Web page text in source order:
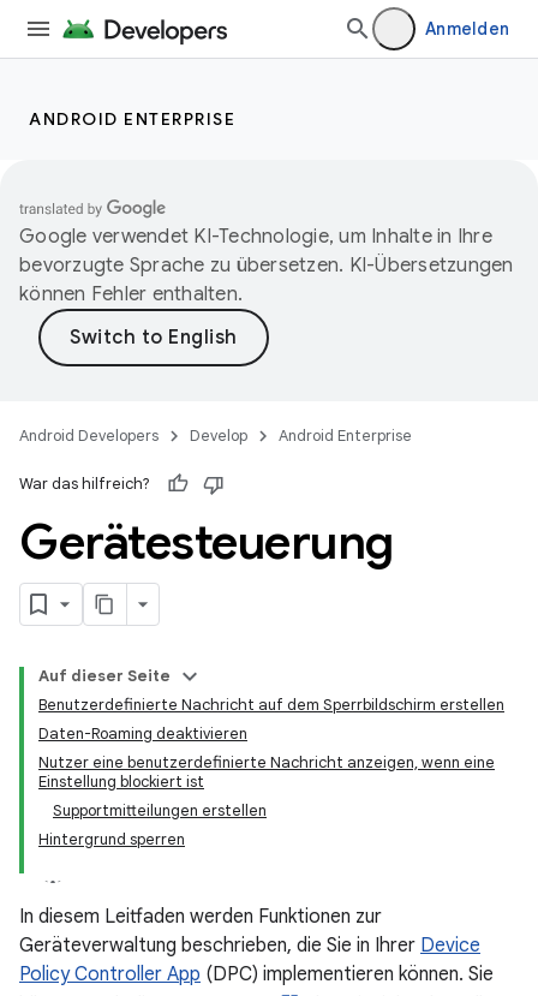
Anmelden
ANDROID ENTERPRISE
Google verwendet KI-Technologie, um Inhalte in Ihre
bevorzugte Sprache zu übersetzen. KI-Übersetzungen
können Fehler enthalten.
Android Developers Develop Android Enterprise
War das hilfreich?
Gerätesteuerung
Auf dieser Seite
Benutzerdefinierte Nachricht auf dem Sperrbildschirm erstellen
Daten-Roaming deaktivieren
Nutzer eine benutzerdefinierte Nachricht anzeigen, wenn eine
Einstellung blockiert ist
Supportmitteilungen erstellen
Hintergrund sperren
In diesem Leitfaden werden Funktionen zur
Geräteverwaltung beschrieben, die Sie in Ihrer Device
Policy Controller App (DPC) implementieren können. Sie